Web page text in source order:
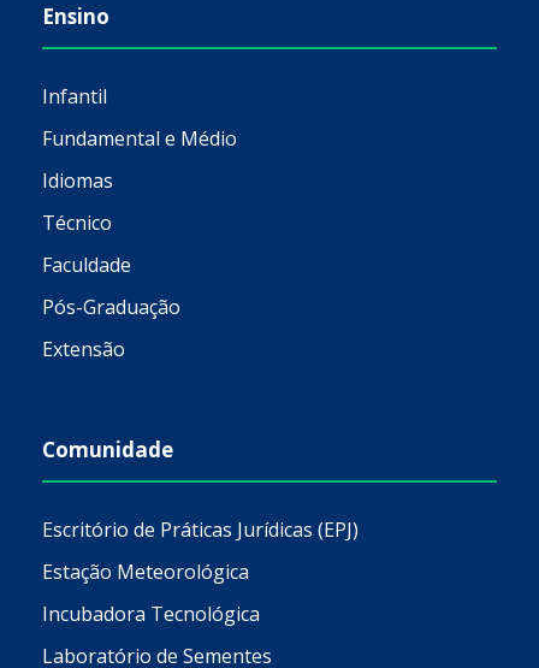
Ensino
Infantil
Fundamental e Médio
Idiomas
Técnico
Faculdade
Pós-Graduação
Extensão
Comunidade
Escritório de Práticas Jurídicas (EPJ)
Estação Meteorológica
Incubadora Tecnológica
Laboratório de Sementes